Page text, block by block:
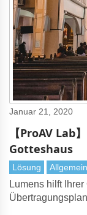
Januar 21, 2020
【ProAV
Gotteshaus
Lösung
Lumens hilft